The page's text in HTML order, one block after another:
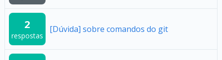
2
respostas
[Dúvida] sobre comandos do git